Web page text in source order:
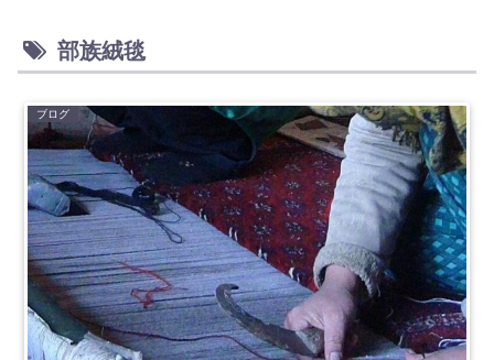
部族絨毯
ブログ